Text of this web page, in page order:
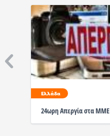
Ελλάδα
24ωρη Απεργία στα ΜΜΕ